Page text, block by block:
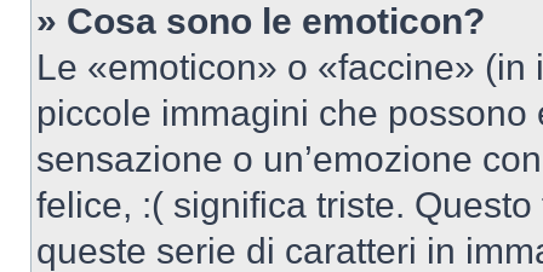
» Cosa sono le emoticon?
Le «emoticon» o «faccine»
piccole immagini che
sensazione o un’emozione
felice, :( significa triste.
queste serie di caratteri in